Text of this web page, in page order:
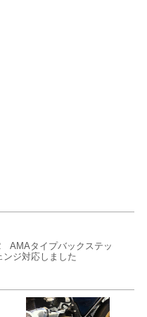
AMAタイプバックステッ
ジ対応しました